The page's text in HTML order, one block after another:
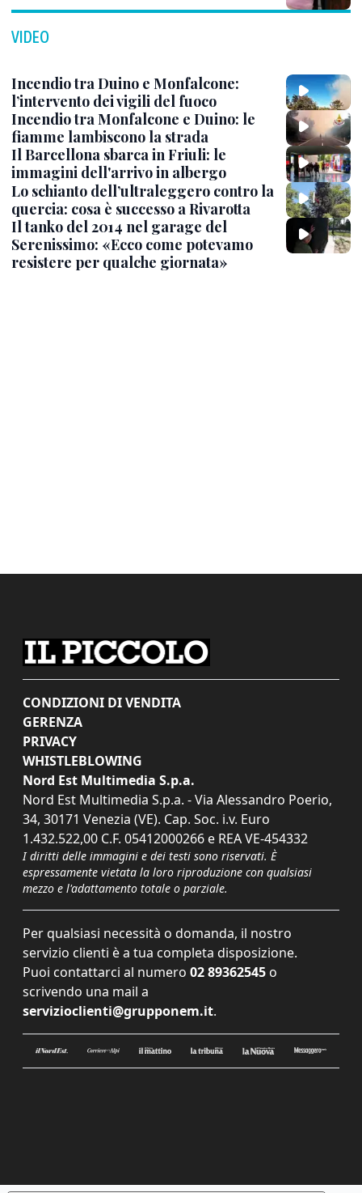
VIDEO
Incendio tra Duino e Monfalcone:
l’intervento dei vigili del fuoco
Incendio tra Monfalcone e Duino: le
fiamme lambiscono la strada
Il Barcellona sbarca in Friuli: le
immagini dell'arrivo in albergo
Lo schianto dell’ultraleggero contro la
quercia: cosa è successo a Rivarotta
Il tanko del 2014 nel garage del
Serenissimo: «Ecco come potevamo
resistere per qualche giornata»
CONDIZIONI DI VENDITA
GERENZA
PRIVACY
WHISTLEBLOWING
Nord Est Multimedia S.p.a.
Nord Est Multimedia S.p.a. - Via Alessandro Poerio,
34, 30171 Venezia (VE). Cap. Soc. i.v. Euro
1.432.522,00 C.F. 05412000266 e REA VE-454332
I diritti delle immagini e dei testi sono riservati. È
espressamente vietata la loro riproduzione con qualsiasi
mezzo e l'adattamento totale o parziale.
Per qualsiasi necessità o domanda, il nostro
servizio clienti è a tua completa disposizione.
Puoi contattarci al numero 02 89362545 o
scrivendo una mail a
servizioclienti@grupponem.it.